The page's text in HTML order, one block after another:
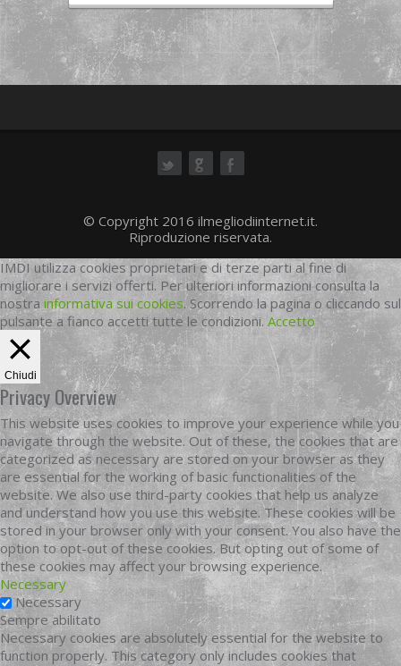
© Copyright 2016 ilmegliodiinternet.it.
Riproduzione riservata.
IMDI utilizza cookies proprietari e di terze parti al fine di
migliorare i servizi offerti. Per ulteriori informazioni consulta la
nostra informativa sui cookies. Scorrendo la pagina o cliccando sul
pulsante a fianco accetti tutte le condizioni. Accetto
Chiudi
Privacy Overview
This website uses cookies to improve your experience while you
navigate through the website. Out of these, the cookies that are
categorized as necessary are stored on your browser as they
are essential for the working of basic functionalities of the
website. We also use third-party cookies that help us analyze
and understand how you use this website. These cookies will be
stored in your browser only with your consent. You also have the
option to opt-out of these cookies. But opting out of some of
these cookies may affect your browsing experience.
Necessary
Necessary
Sempre abilitato
Necessary cookies are absolutely essential for the website to
function properly. This category only includes cookies that